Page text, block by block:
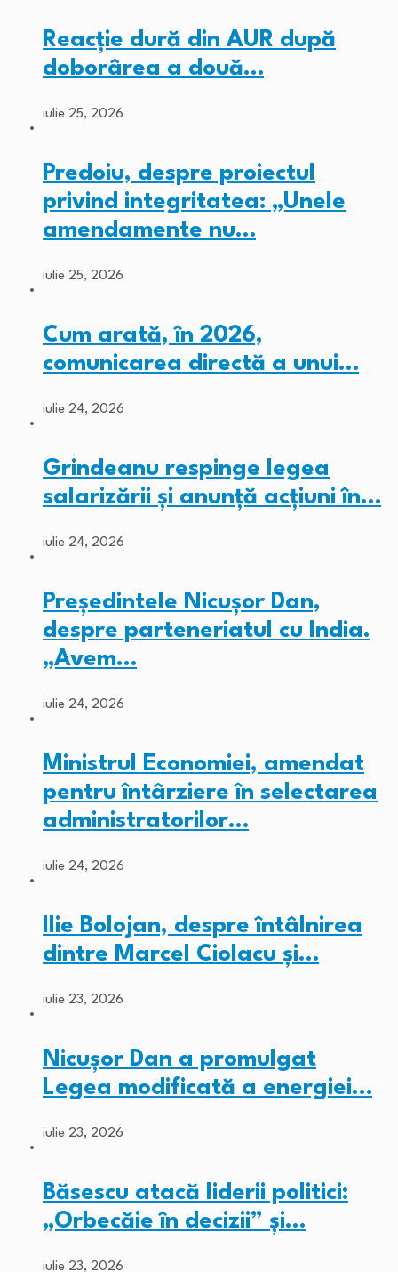
Reacție dură din AUR după
doborârea a două…
iulie 25, 2026
Predoiu, despre proiectul
privind integritatea: „Unele
amendamente nu…
iulie 25, 2026
Cum arată, în 2026,
comunicarea directă a unui…
iulie 24, 2026
Grindeanu respinge legea
salarizării și anunță acțiuni în…
iulie 24, 2026
Președintele Nicușor Dan,
despre parteneriatul cu India.
„Avem…
iulie 24, 2026
Ministrul Economiei, amendat
pentru întârziere în selectarea
administratorilor…
iulie 24, 2026
Ilie Bolojan, despre întâlnirea
dintre Marcel Ciolacu și…
iulie 23, 2026
Nicușor Dan a promulgat
Legea modificată a energiei…
iulie 23, 2026
Băsescu atacă liderii politici:
„Orbecăie în decizii” și…
iulie 23, 2026